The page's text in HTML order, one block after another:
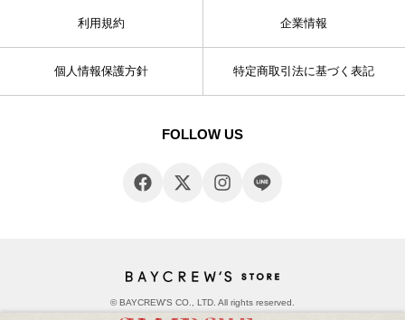
利用規約 企業情報
個人情報保護方針 特定商取引法に基づく表記
FOLLOW US
© BAYCREW’S CO., LTD. All rights reserved.